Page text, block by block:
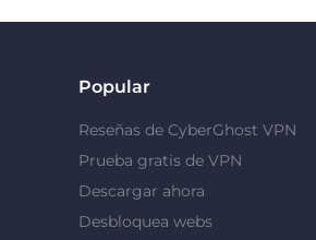
Popular
Reseñas de CyberGhost VPN
Prueba gratis de VPN
Descargar ahora
Desbloquea webs